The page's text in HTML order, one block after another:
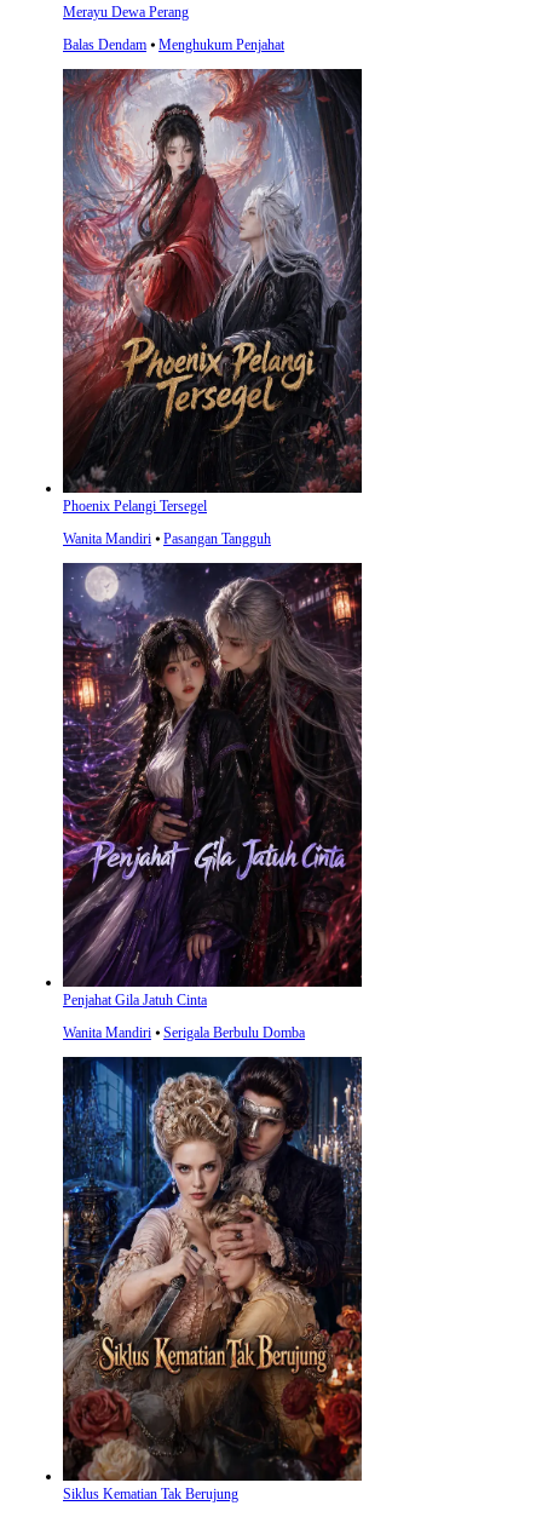
Merayu Dewa Perang
Balas Dendam ⦁ Menghukum Penjahat
Phoenix Pelangi Tersegel
Wanita Mandiri ⦁ Pasangan Tangguh
Penjahat Gila Jatuh Cinta
Wanita Mandiri ⦁ Serigala Berbulu Domba
Siklus Kematian Tak Berujung